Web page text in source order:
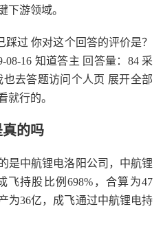
下游领域。
过 你对这个回答的评价是？
08-16 知道答主 回答量：84 采
去答题访问个人页 展开全部
就行的。
真的吗
是中航锂电洛阳公司，中航锂
飞持股比例698%，合算为47
为36亿，成飞通过中航锂电持